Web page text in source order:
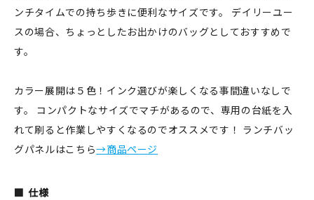
おすすめ特集
読みもの
ギャラリー
おしらせ
ンチタイムでの持ち歩きに便利なサイズです。 デイリーユー
スの場合、ちょっとしたお出かけのバッグとしておすすめで
す。
カラー展開は５色！インク選びが楽しくなる事間違いなしで
す。 コンパクトなサイズでマチがあるので、専用の台紙を入
れて刷ると作業しやすくなるのでオススメです！ ランチバッ
グパネルはこちら→商品ページ
仕様